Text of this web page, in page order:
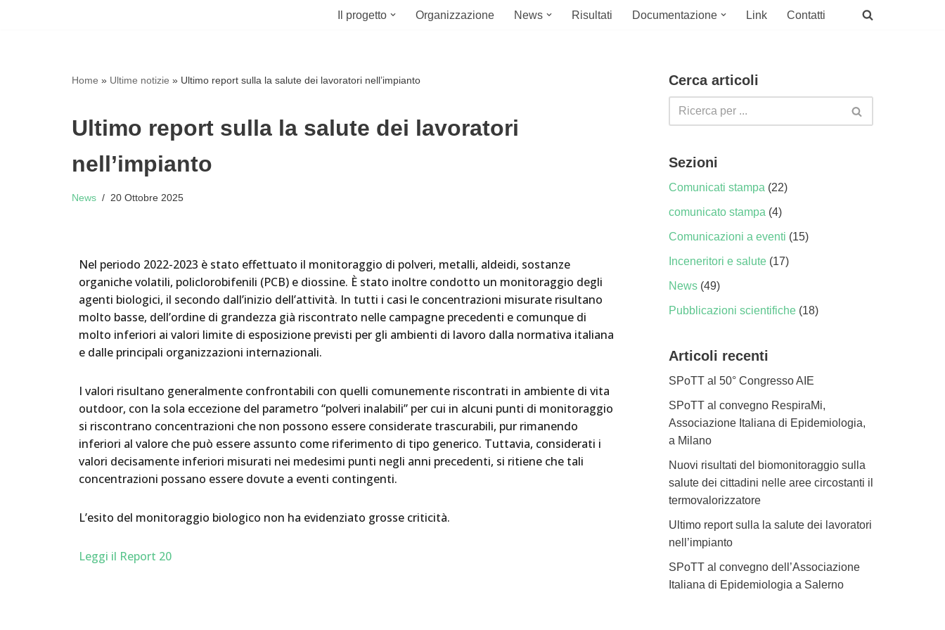
Il progetto Organizzazione News Risultati Documentazione Link Contatti
Home » Ultime notizie » Ultimo report sulla la salute dei lavoratori nell’impianto
Ultimo report sulla la salute dei lavoratori
nell’impianto
News 20 Ottobre 2025
Nel periodo 2022-2023 è stato effettuato il monitoraggio di polveri, metalli, aldeidi, sostanze
organiche volatili, policlorobifenili (PCB) e diossine. È stato inoltre condotto un monitoraggio degli
agenti biologici, il secondo dall’inizio dell’attività. In tutti i casi le concentrazioni misurate risultano
molto basse, dell’ordine di grandezza già riscontrato nelle campagne precedenti e comunque di
molto inferiori ai valori limite di esposizione previsti per gli ambienti di lavoro dalla normativa italiana
e dalle principali organizzazioni internazionali.
I valori risultano generalmente confrontabili con quelli comunemente riscontrati in ambiente di vita
outdoor, con la sola eccezione del parametro “polveri inalabili” per cui in alcuni punti di monitoraggio
si riscontrano concentrazioni che non possono essere considerate trascurabili, pur rimanendo
inferiori al valore che può essere assunto come riferimento di tipo generico. Tuttavia, considerati i
valori decisamente inferiori misurati nei medesimi punti negli anni precedenti, si ritiene che tali
concentrazioni possano essere dovute a eventi contingenti.
L’esito del monitoraggio biologico non ha evidenziato grosse criticità.
Leggi il Report 20
Cerca articoli
Sezioni
Comunicati stampa (22)
comunicato stampa (4)
Comunicazioni a eventi (15)
Inceneritori e salute (17)
News (49)
Pubblicazioni scientifiche (18)
Articoli recenti
SPoTT al 50° Congresso AIE
SPoTT al convegno RespiraMi,
Associazione Italiana di Epidemiologia,
a Milano
Nuovi risultati del biomonitoraggio sulla
salute dei cittadini nelle aree circostanti il
termovalorizzatore
Ultimo report sulla la salute dei lavoratori
nell’impianto
SPoTT al convegno dell’Associazione
Italiana di Epidemiologia a Salerno